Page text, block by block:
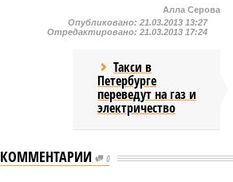
Алла Серова
Опубликовано: 21.03.2013 13:27
Отредактировано: 21.03.2013 17:24
Такси в
Петербурге
переведут на газ и
электричество
КОММЕНТАРИИ 0